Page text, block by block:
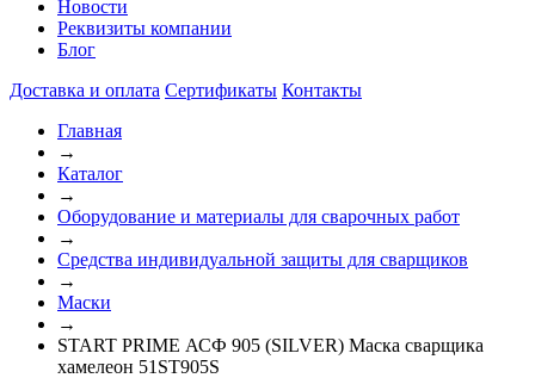
Новости
Реквизиты компании
Блог
Доставка и оплата Сертификаты Контакты
Главная
→
Каталог
→
Оборудование и материалы для сварочных работ
→
Средства индивидуальной защиты для сварщиков
→
Маски
→
START PRIME АСФ 905 (SILVER) Маска сварщика
хамелеон 51ST905S